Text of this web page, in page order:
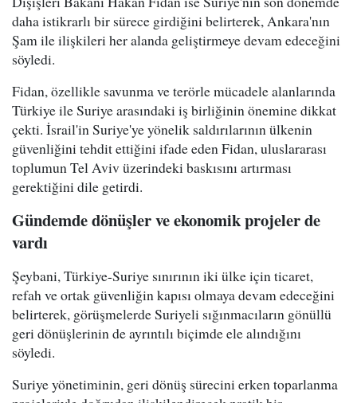
daha istikrarlı bir sürece girdiğini belirterek, Ankara'nın
Şam ile ilişkileri her alanda geliştirmeye devam edeceğini
söyledi.
Fidan, özellikle savunma ve terörle mücadele alanlarında
Türkiye ile Suriye arasındaki iş birliğinin önemine dikkat
çekti. İsrail'in Suriye'ye yönelik saldırılarının ülkenin
güvenliğini tehdit ettiğini ifade eden Fidan, uluslararası
toplumun Tel Aviv üzerindeki baskısını artırması
gerektiğini dile getirdi.
Gündemde dönüşler ve ekonomik projeler de
vardı
Şeybani, Türkiye-Suriye sınırının iki ülke için ticaret,
refah ve ortak güvenliğin kapısı olmaya devam edeceğini
belirterek, görüşmelerde Suriyeli sığınmacıların gönüllü
geri dönüşlerinin de ayrıntılı biçimde ele alındığını
söyledi.
Suriye yönetiminin, geri dönüş sürecini erken toparlanma